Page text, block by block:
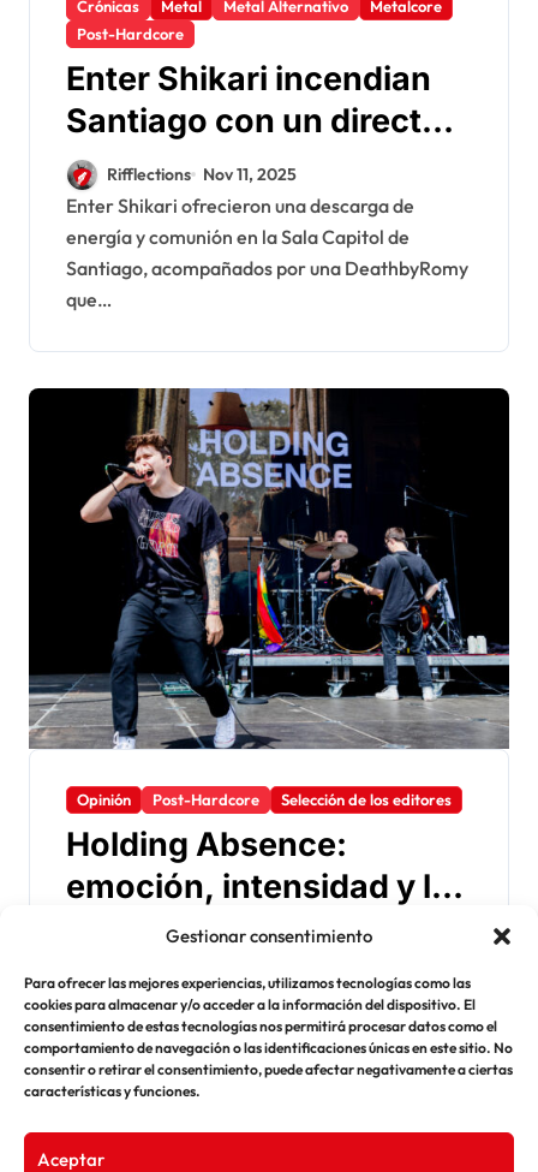
Gestionar consentimiento
Para ofrecer las mejores experiencias, utilizamos tecnologías como las
cookies para almacenar y/o acceder a la información del dispositivo. El
consentimiento de estas tecnologías nos permitirá procesar datos como el
comportamiento de navegación o las identificaciones únicas en este sitio. No
consentir o retirar el consentimiento, puede afectar negativamente a ciertas
características y funciones.
Aceptar
Crónicas Metal Metal Alternativo
Metalcore
Post-Hardcore
Enter Shikari incendian
Santiago con un directo
demoledor junto a
DeathbyRomy
Rifflections Nov 11, 2025
Enter Shikari ofrecieron una descarga de
energía y comunión en la Sala Capitol de
Santiago, acompañados por una DeathbyRomy
que…
Opinión Post-Hardcore Selección de los editores
Holding Absence:
emoción, intensidad y la
trilogía que marcó su
sonido
Rifflections Sep 29, 2025
de las bandas más prometedoras del post-
hardcore actual. Desde Cardiff, con discos
como…